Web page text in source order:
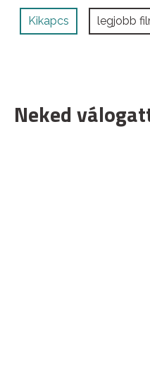
Kikapcs legjobb
Neked